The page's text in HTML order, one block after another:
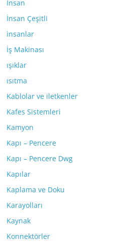
İnsan
İnsan Çeşitli
insanlar
İş Makinası
ışıklar
ısıtma
Kablolar ve iletkenler
Kafes Sistemleri
Kamyon
Kapı – Pencere
Kapı – Pencere Dwg
Kapılar
Kaplama ve Doku
Karayolları
Kaynak
Konnektörler